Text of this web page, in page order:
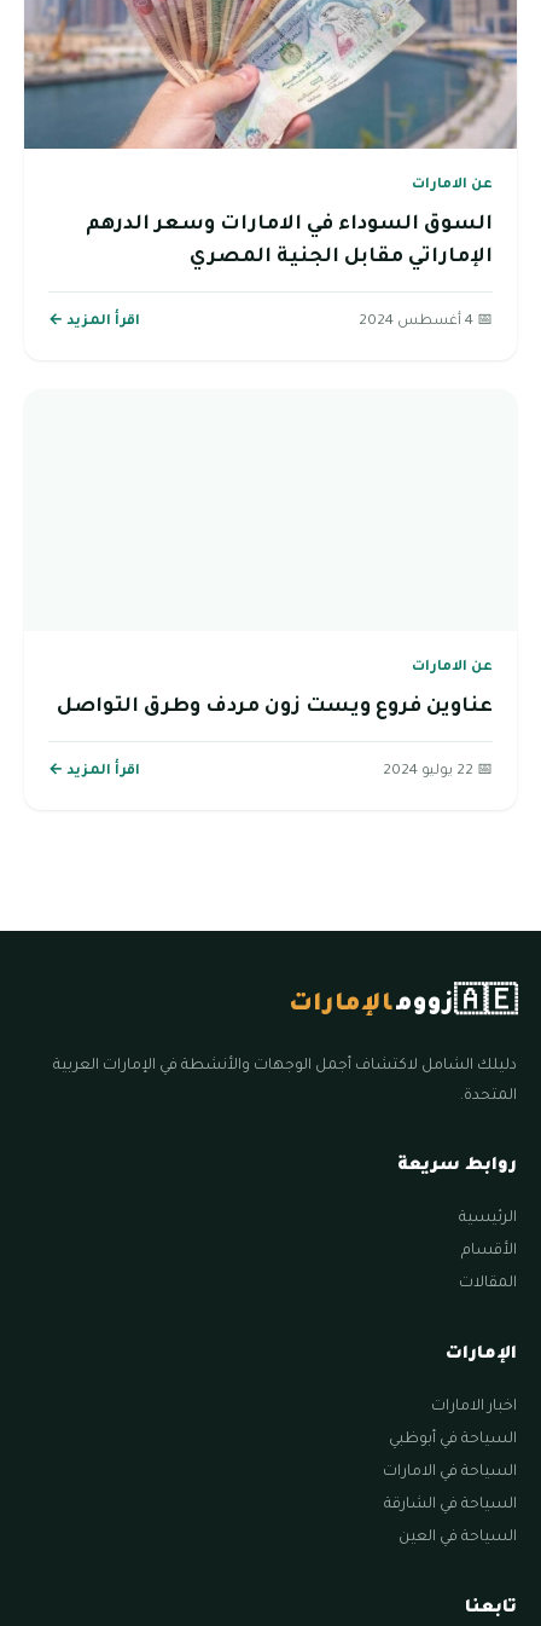
عن الامارات
السوق السوداء في الامارات وسعر الدرهم
الإماراتي مقابل الجنية المصري
📅 4 أغسطس 2024 اقرأ المزيد ←
عن الامارات
عناوين فروع ويست زون مردف وطرق التواصل
📅 22 يوليو 2024 اقرأ المزيد ←
🇦🇪زوومالإمارات
دليلك الشامل لاكتشاف أجمل الوجهات والأنشطة في الإمارات العربية
المتحدة.
روابط سريعة
الرئيسية
الأقسام
المقالات
الإمارات
اخبار الامارات
السياحة في أبوظبي
السياحة في الامارات
السياحة في الشارقة
السياحة في العين
تابعنا